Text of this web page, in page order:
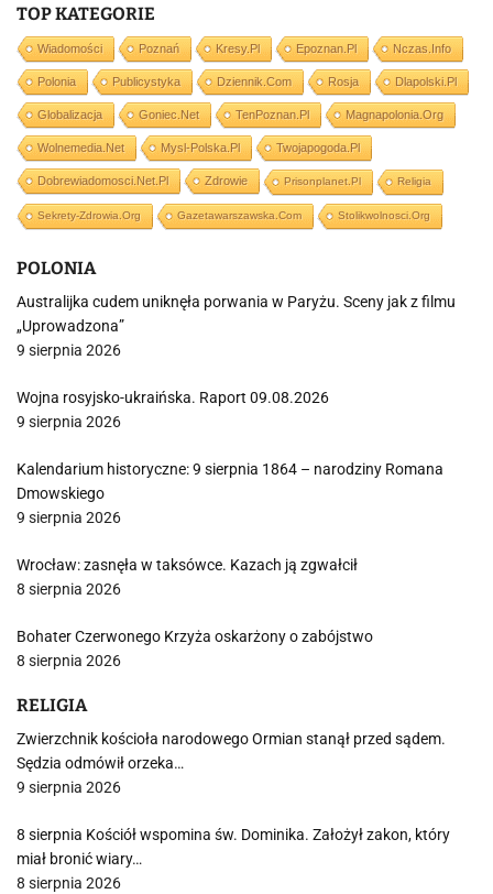
TOP KATEGORIE
Wiadomości Poznań Kresy.pl Epoznan.pl Nczas.info
Polonia Publicystyka Dziennik.com Rosja Dlapolski.pl
Globalizacja Goniec.net TenPoznan.pl Magnapolonia.org
Wolnemedia.net Mysl-Polska.pl Twojapogoda.pl
Dobrewiadomosci.net.pl Zdrowie Prisonplanet.pl Religia
Sekrety-Zdrowia.org Gazetawarszawska.com Stolikwolnosci.org
POLONIA
Australijka cudem uniknęła porwania w Paryżu. Sceny jak z filmu
„Uprowadzona”
9 sierpnia 2026
Wojna rosyjsko-ukraińska. Raport 09.08.2026
9 sierpnia 2026
Kalendarium historyczne: 9 sierpnia 1864 – narodziny Romana
Dmowskiego
9 sierpnia 2026
Wrocław: zasnęła w taksówce. Kazach ją zgwałcił
8 sierpnia 2026
Bohater Czerwonego Krzyża oskarżony o zabójstwo
8 sierpnia 2026
RELIGIA
Zwierzchnik kościoła narodowego Ormian stanął przed sądem.
Sędzia odmówił orzeka…
9 sierpnia 2026
8 sierpnia Kościół wspomina św. Dominika. Założył zakon, który
miał bronić wiary…
8 sierpnia 2026